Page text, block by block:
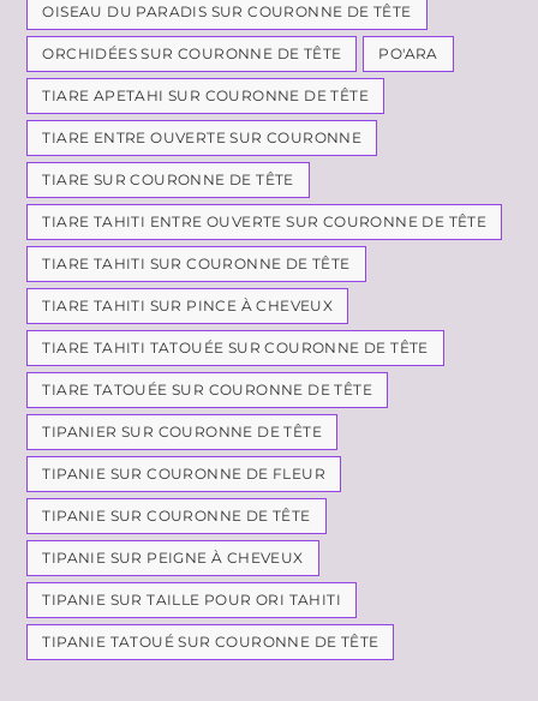
OISEAU DU PARADIS SUR COURONNE DE TÊTE
ORCHIDÉES SUR COURONNE DE TÊTE PO'ARA
TIARE APETAHI SUR COURONNE DE TÊTE
TIARE ENTRE OUVERTE SUR COURONNE
TIARE SUR COURONNE DE TÊTE
TIARE TAHITI ENTRE OUVERTE SUR COURONNE DE TÊTE
TIARE TAHITI SUR COURONNE DE TÊTE
TIARE TAHITI SUR PINCE À CHEVEUX
TIARE TAHITI TATOUÉE SUR COURONNE DE TÊTE
TIARE TATOUÉE SUR COURONNE DE TÊTE
TIPANIER SUR COURONNE DE TÊTE
TIPANIE SUR COURONNE DE FLEUR
TIPANIE SUR COURONNE DE TÊTE
TIPANIE SUR PEIGNE À CHEVEUX
TIPANIE SUR TAILLE POUR ORI TAHITI
TIPANIE TATOUÉ SUR COURONNE DE TÊTE